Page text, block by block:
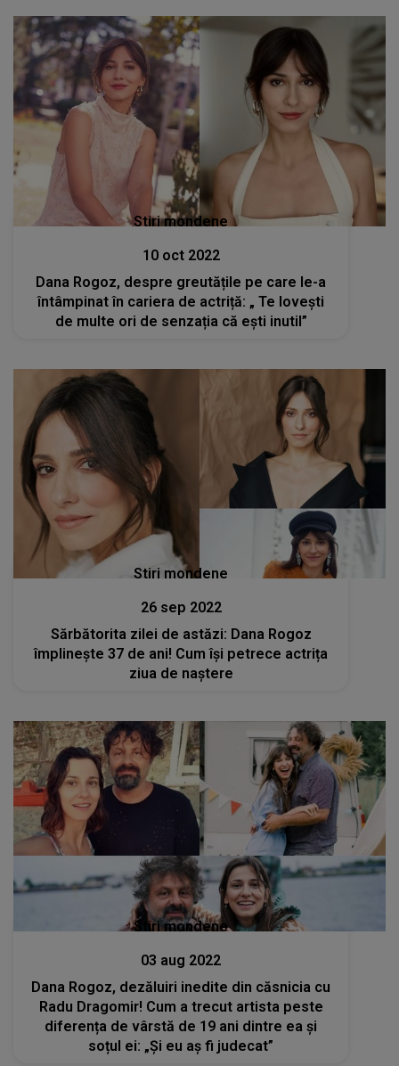
Stiri mondene
10 oct 2022
Dana Rogoz, despre greutățile pe care le-a
întâmpinat în cariera de actriță: „ Te lovești
de multe ori de senzația că ești inutil”
Stiri mondene
26 sep 2022
Sărbătorita zilei de astăzi: Dana Rogoz
împlinește 37 de ani! Cum își petrece actrița
ziua de naștere
Stiri mondene
03 aug 2022
Dana Rogoz, dezăluiri inedite din căsnicia cu
Radu Dragomir! Cum a trecut artista peste
diferența de vârstă de 19 ani dintre ea și
soțul ei: „Și eu aș fi judecat”